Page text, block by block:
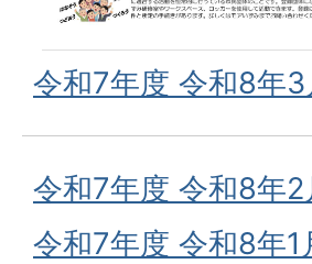
令和7年度 令和8年
令和7年度 令和8年
令和7年度 令和8年